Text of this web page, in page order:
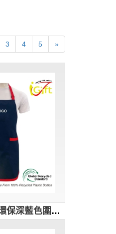
3 4 5 »
[訂製RPET再生環保深藍色圍裙設計] ｜抗污耐磨性能 ｜可訂製logo｜餐廳服務員｜咖啡店店員｜零售業員工｜餐飲｜可調節的肩帶設計｜AP217